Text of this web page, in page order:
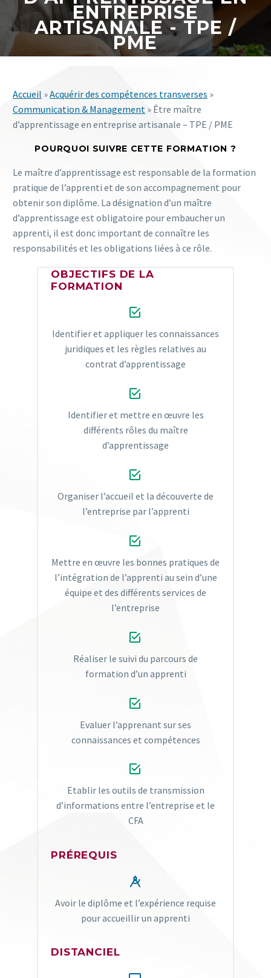
ENTREPRISE
ARTISANALE - TPE /
PME
Accueil »Acquérir des compétences transverses »
Communication & Management » Être maître
d’apprentissage en entreprise artisanale – TPE / PME
POURQUOI SUIVRE CETTE FORMATION ?
Le maître d’apprentissage est responsable de la formation
pratique de l’apprenti et de son accompagnement pour
obtenir son diplôme. La désignation d’un maître
d’apprentissage est obligatoire pour embaucher un
apprenti, il est donc important de connaître les
responsabilités et les obligations liées à ce rôle.
OBJECTIFS DE LA
FORMATION


Identifier et appliquer les connaissances
juridiques et les règles relatives au
contrat d’apprentissage


Identifier et mettre en œuvre les
différents rôles du maître
d’apprentissage


Organiser l’accueil et la découverte de
l’entreprise par l’apprenti


Mettre en œuvre les bonnes pratiques de
l’intégration de l’apprenti au sein d’une
équipe et des différents services de
l’entreprise


Réaliser le suivi du parcours de
formation d’un apprenti


Evaluer l’apprenant sur ses
connaissances et compétences


Etablir les outils de transmission
d’informations entre l’entreprise et le
CFA
PRÉREQUIS


Avoir le diplôme et l’expérience requise
pour accueillir un apprenti
DISTANCIEL